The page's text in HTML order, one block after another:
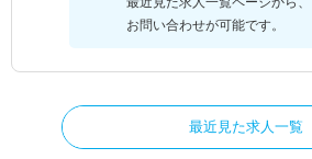
お問い合わせが可能です。
最近見た求人一覧